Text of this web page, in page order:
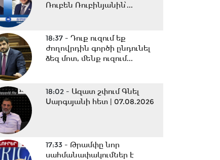
Ռուբեն Ռուբինյանին՝...
18:37 - Դուք ուզում եք
ժողովրդին գործի ընդունել
ձեզ մոտ, մենք ուզում...
18:02 - Ազատ շփում Գնել
Սարգսյանի հետ | 07.08.2026
17:33 - Թրամփը նոր
սահմանափակումներ է